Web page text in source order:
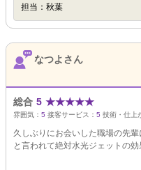
担当：秋葉
なつよさん
総合 5 ★★★★★
雰囲気： 5 接客サービス： 5 技術・仕上
久しぶりにお会いした職場の先
と言われて絶対水光ジェットの